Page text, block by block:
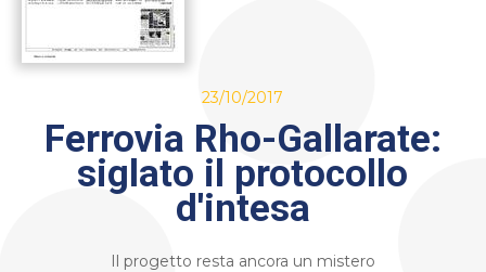
23/10/2017
Ferrovia Rho-Gallarate:
siglato il protocollo
d'intesa
Il progetto resta ancora un mistero